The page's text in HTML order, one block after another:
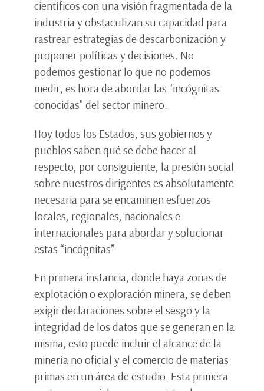
científicos con una visión fragmentada de la
industria y obstaculizan su capacidad para
rastrear estrategias de descarbonización y
proponer políticas y decisiones. No
podemos gestionar lo que no podemos
medir, es hora de abordar las "incógnitas
conocidas" del sector minero.
Hoy todos los Estados, sus gobiernos y
pueblos saben qué se debe hacer al
respecto, por consiguiente, la presión social
sobre nuestros dirigentes es absolutamente
necesaria para se encaminen esfuerzos
locales, regionales, nacionales e
internacionales para abordar y solucionar
estas “incógnitas”
En primera instancia, donde haya zonas de
explotación o exploración minera, se deben
exigir declaraciones sobre el sesgo y la
integridad de los datos que se generan en la
misma, esto puede incluir el alcance de la
minería no oficial y el comercio de materias
primas en un área de estudio. Esta primera